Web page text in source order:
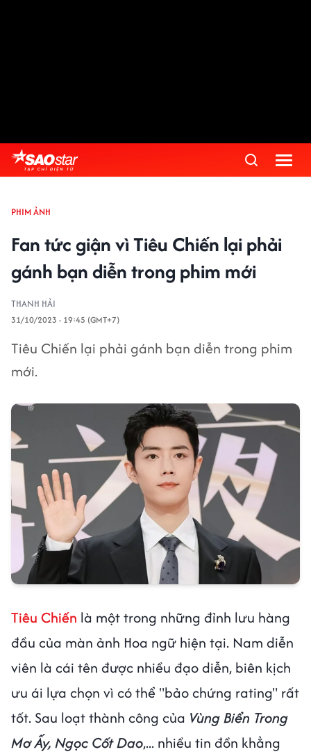
PHIM ẢNH
Fan tức giận vì Tiêu Chiến lại phải
gánh bạn diễn trong phim mới
THANH HẢI
31/10/2023 - 19:45 (GMT+7)
Tiêu Chiến lại phải gánh bạn diễn trong phim
mới.
Tiêu Chiến là một trong những đỉnh lưu hàng
đầu của màn ảnh Hoa ngữ hiện tại. Nam diễn
viên là cái tên được nhiều đạo diễn, biên kịch
ưu ái lựa chọn vì có thể "bảo chứng rating" rất
tốt. Sau loạt thành công của Vùng Biển Trong
Mơ Ấy, Ngọc Cốt Dao,... nhiều tin đồn khẳng